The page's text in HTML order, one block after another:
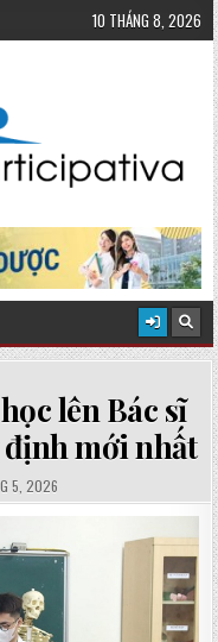
10 THÁNG 8, 2026
lên Bác sĩ
mới nhất
5, 2026